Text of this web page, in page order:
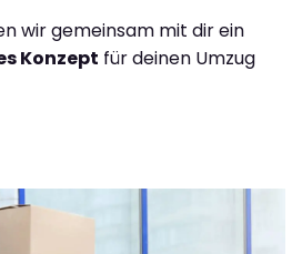
wir gemeinsam mit dir ein
Konzept für deinen Umzug